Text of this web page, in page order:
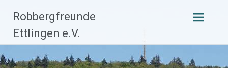
Robbergfreunde
Ettlingen e.V.
Zum
Inhalt